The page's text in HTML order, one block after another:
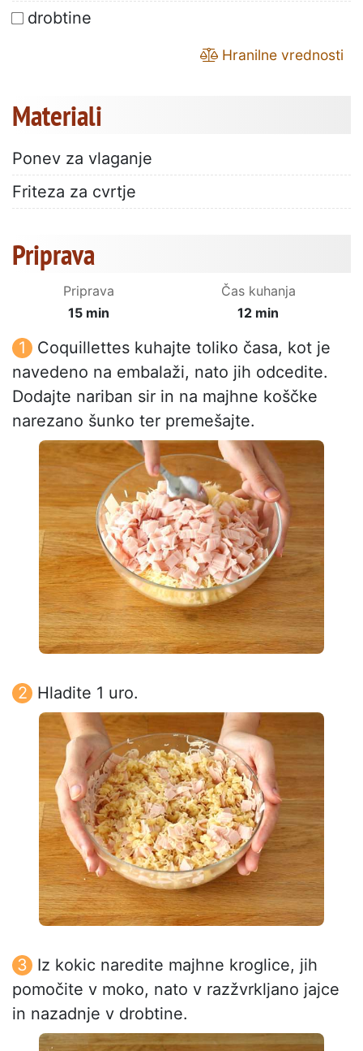
drobtine
Hranilne vrednosti
Materiali
Ponev za vlaganje
Friteza za cvrtje
Priprava
Priprava
15 min
Čas kuhanja
12 min
Coquillettes kuhajte toliko časa, kot je
navedeno na embalaži, nato jih odcedite.
Dodajte nariban sir in na majhne koščke
narezano šunko ter premešajte.
Hladite 1 uro.
Iz kokic naredite majhne kroglice, jih
pomočite v moko, nato v razžvrkljano jajce
in nazadnje v drobtine.